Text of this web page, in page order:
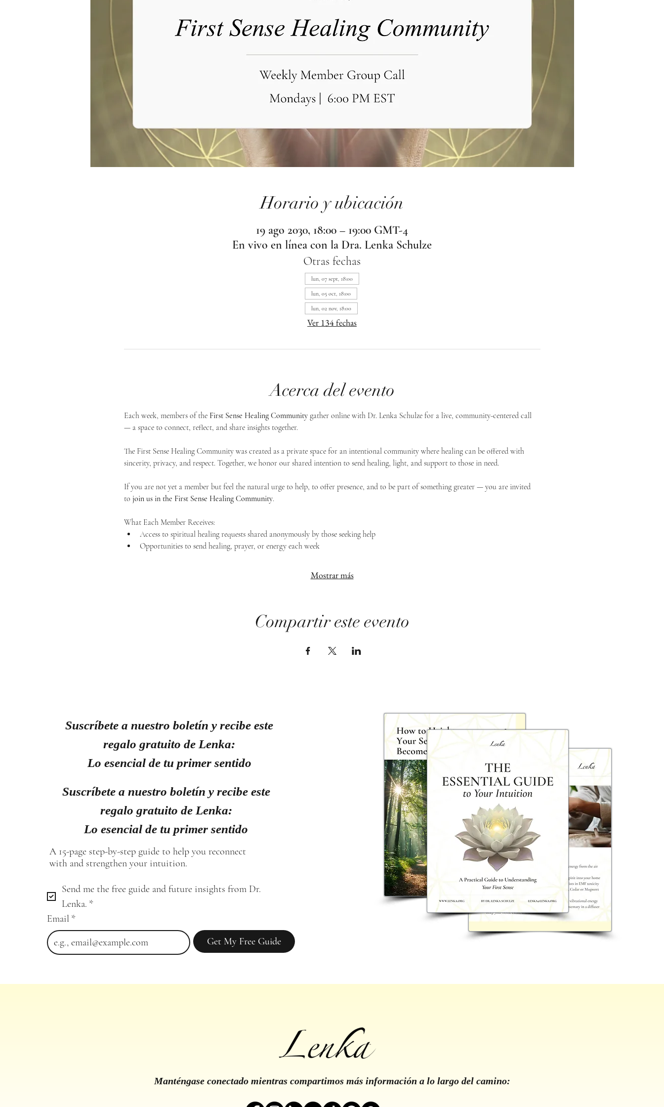
Horario y ubicación
19 ago 2030, 18:00 – 19:00 GMT-4
En vivo en línea con la Dra. Lenka Schulze
Otras fechas
lun, 07 sept, 18:00
lun, 05 oct, 18:00
lun, 02 nov, 18:00
Ver 134 fechas
Acerca del evento
Each week, members of the First Sense Healing Community gather online with Dr. Lenka Schulze for a live, community-centered call
— a space to connect, reflect, and share insights together.
The First Sense Healing Community was created as a private space for an intentional community where healing can be offered with
sincerity, privacy, and respect. Together, we honor our shared intention to send healing, light, and support to those in need.
If you are not yet a member but feel the natural urge to help, to offer presence, and to be part of something greater — you are invited
to join us in the First Sense Healing Community.
What Each Member Receives:
Access to spiritual healing requests shared anonymously by those seeking help
Opportunities to send healing, prayer, or energy each week
Mostrar más
Compartir este evento
Suscríbete a nuestro boletín y recibe este
regalo gratuito de Lenka:
Lo esencial de tu primer sentido
Suscríbete a nuestro boletín y recibe este
regalo gratuito de Lenka:
Lo esencial de tu primer sentido
A 15-page step-by-step guide to help you reconnect
with and strengthen your intuition.
Send me the free guide and future insights from Dr.
Lenka. *
Email *
Get My Free Guide
Manténgase conectado mientras compartimos más información a lo largo del camino: